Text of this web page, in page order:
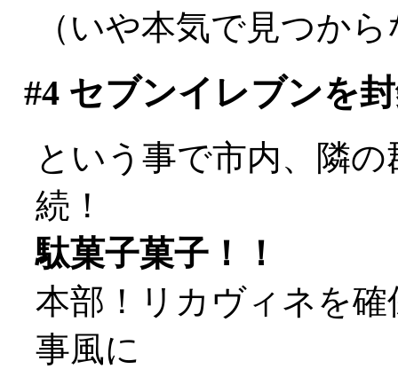
（いや本気で見つか
#4セブンイレブンを
という事で市内、隣
続！
駄菓子菓子！！
本部！リカヴィネを
事風に